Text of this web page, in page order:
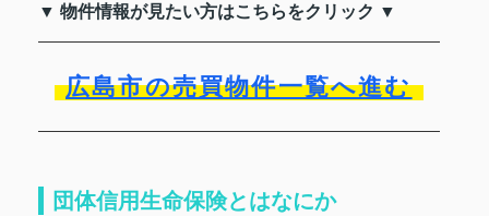
▼ 物件情報が見たい方はこちらをクリック ▼
広島市の売買物件一覧へ進む
団体信用生命保険とはなにか